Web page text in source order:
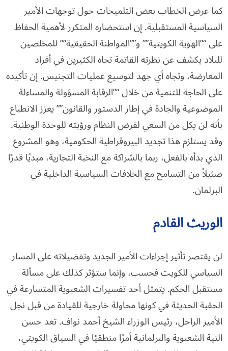
كما عرض الخطاب بعض التلميحات حول توجهات الأمير
السياسية المستقبلية. إن استحضاره المتكرر لأهمية الحفاظ
على “”الهوية الكويتية”” و””المواطنة الحقيقية”” للمخلصين
للبلاد يكشف عن نظرته القاتمة تجاه الكثيرين في أفراد
المعارضة، وتجاه أي جهد لتوسيع عمليات التجنيس. إن تأكيده
على الحاجة للتنمية من خلال “”الرقابة المسؤولة والمساءلة
الموضوعية والجادة في إطار الدستور والقانون”” يعزز الانطباع
بأنه لن يكل من السعي لفرض النظام ورؤيته للوحدة الوطنية.
وقد يستلزم هذا تجديد البيروقراطية الحكومية، وهو المشروع
الذي بدأه بالفعل، ربما بالشراكة مع النخبة التجارية، مبديًا قدرًا
ضئيلاً من التسامح مع الخلافات السياسية الداخلية في
البرلمان.
الوريث القادم
لن يقتصر تأثير إجراءات الأمير الجديد وتفضيلاته على المسار
السياسي للكويت فحسب، وإنما ستؤثر كذلك على مسألة
مستقبل الحكم. يتمثل أحد تفسيرات الشعبوية المتسارعة في
الحقبة الحديثة في كونها محاولة خارجية للقيادة من قبل نجل
الأمير الراحل، رئيس الوزراء الشيخ أحمد نواف. تعد حسن
النية الشعبوية والبرلمانية أمرًا منطقيًا في السياق الكويتي،